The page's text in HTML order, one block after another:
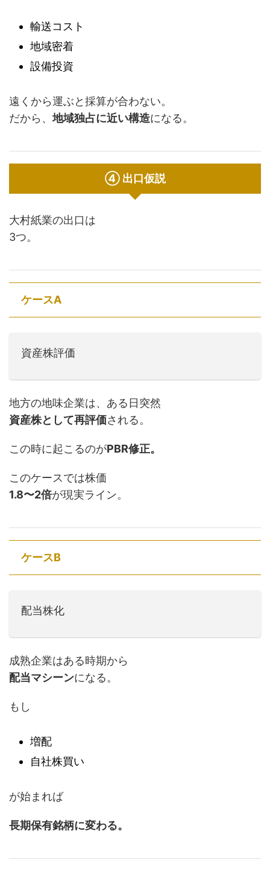
輸送コスト
地域密着
設備投資
遠くから運ぶと採算が合わない。
だから、地域独占に近い構造になる。
④ 出口仮説
大村紙業の出口は
3つ。
ケースA
資産株評価
地方の地味企業は、ある日突然
資産株として再評価される。
この時に起こるのがPBR修正。
このケースでは株価
1.8〜2倍が現実ライン。
ケースB
配当株化
成熟企業はある時期から
配当マシーンになる。
もし
増配
自社株買い
が始まれば
長期保有銘柄に変わる。